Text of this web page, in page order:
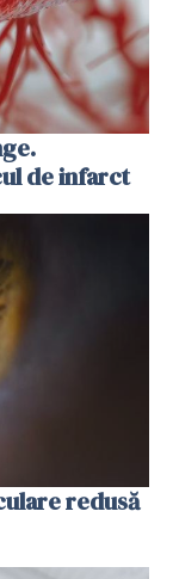
de infarct
redusă